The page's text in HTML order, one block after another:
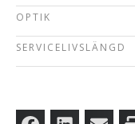
OPTIK
SERVICELIVSLÄNGD